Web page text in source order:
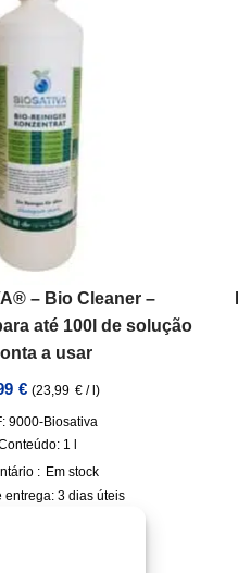
– Bio Cleaner –
até 100l de solução
a usar
€ (23,99 € / l)
9000-Biosativa
1 l
: Em stock
entrega:3 dias úteis